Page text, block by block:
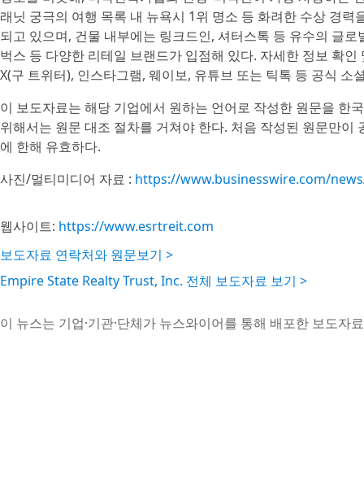
래닛 궁극의 여행 목록 내 뉴욕시 1위 명소 등 화려한 수상 경
되고 있으며, 건물 내부에는 링크드인, 셔터스톡 등 유수의 글
벅스 등 다양한 리테일 브랜드가 입점해 있다. 자세한 정보 확
X(구 트위터), 인스타그램, 웨이보, 유튜브 또는 틱톡 등 공식 소
이 보도자료는 해당 기업에서 원하는 언어로 작성한 원문을 한
위해서는 원문 대조 절차를 거쳐야 한다. 처음 작성된 원문만
에 한해 유효하다.
사진/멀티미디어 자료 : https://www.businesswire.com/
웹사이트: https://www.esrtreit.com
보도자료 연락처와 원문보기 >
Empire State Realty Trust, Inc. 전체 보도자료 보기 >
이 뉴스는 기업·기관·단체가 뉴스와이어를 통해 배포한 보도자